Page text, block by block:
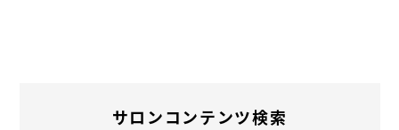
サロンコンテンツ検索